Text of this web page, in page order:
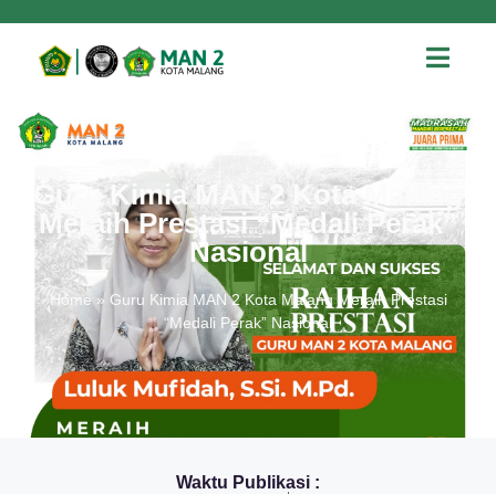
Guru Kimia MAN 2 Kota Malang
Meraih Prestasi “Medali Perak”
Nasional
Home» Guru Kimia MAN 2 Kota Malang Meraih Prestasi
“Medali Perak” Nasional
Waktu Publikasi :